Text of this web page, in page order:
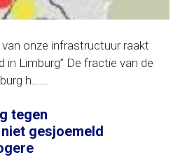
onze infrastructuur raakt
in Limburg” De fractie van de
h......
tegen
gesjoemeld